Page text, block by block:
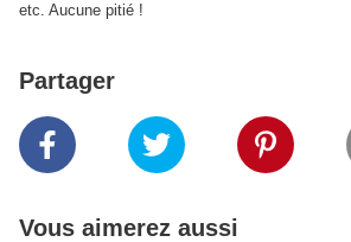
etc. Aucune pitié !
Partager
Vous aimerez aussi